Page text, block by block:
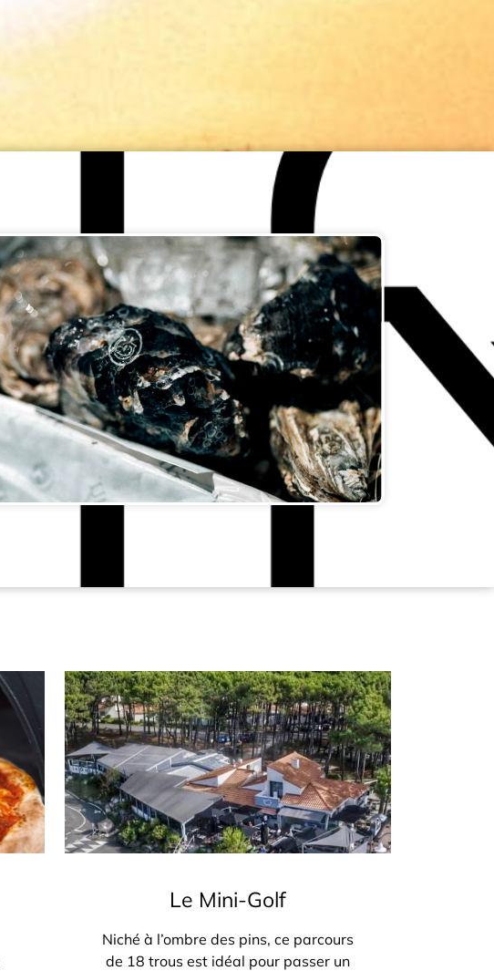
Le Mini-Golf
Niché à l’ombre des pins, ce parcours
de 18 trous est idéal pour passer un